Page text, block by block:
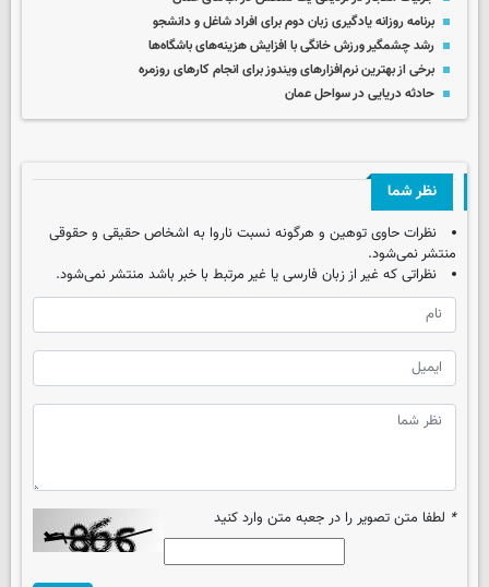
برنامه روزانه یادگیری زبان دوم برای افراد شاغل و دانشجو
رشد چشمگیر ورزش خانگی با افزایش هزینه‌های باشگاه‌ها
برخی از بهترین نرم‌افزارهای ویندوز برای انجام کارهای روزمره
حادثه دریایی در سواحل عمان
نظر شما
نظرات حاوی توهین و هرگونه نسبت ناروا به اشخاص حقیقی و حقوقی
منتشر نمی‌شود.
نظراتی که غیر از زبان فارسی یا غیر مرتبط با خبر باشد منتشر نمی‌شود.
* لطفا متن تصویر را در جعبه متن وارد کنید